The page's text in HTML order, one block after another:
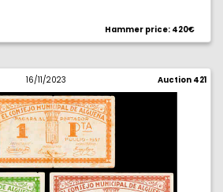
Hammer price: 420€
16/11/2023 Auction 421